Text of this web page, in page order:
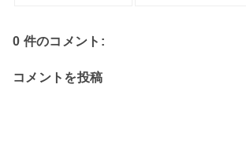
0 件のコメント:
コメントを投稿